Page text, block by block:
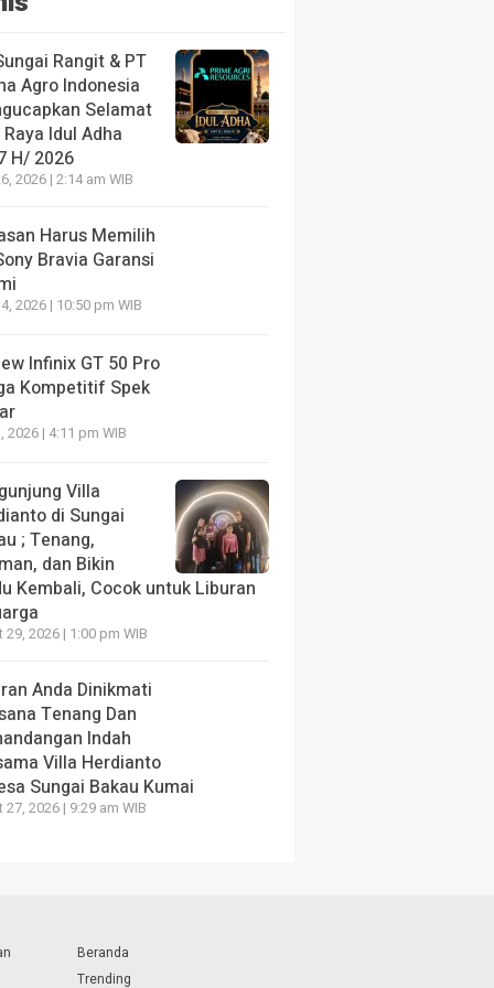
Rangit & PT
Agro Indonesia
Selamat
Idul Adha
H/ 2026
2026 | 2:14 am WIB
Harus Memilih
Bravia Garansi
2026 | 10:50 pm WIB
Infinix GT 50 Pro
Kompetitif Spek
2026 | 4:11 pm WIB
Villa
di Sungai
; Tenang,
dan Bikin
Kembali, Cocok untuk Liburan
29, 2026 | 1:00 pm WIB
Anda Dinikmati
Tenang Dan
Indah
Villa Herdianto
Sungai Bakau Kumai
27, 2026 | 9:29 am WIB
Beranda
Trending